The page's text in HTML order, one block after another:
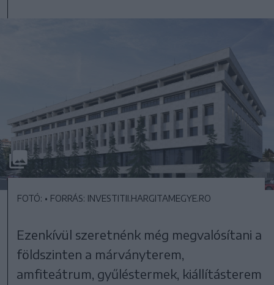
FOTÓ: • FORRÁS: INVESTITII.HARGITAMEGYE.RO
Ezenkívül szeretnénk még megvalósítani a
földszinten a márványterem,
amfiteátrum, gyűléstermek, kiállításterem